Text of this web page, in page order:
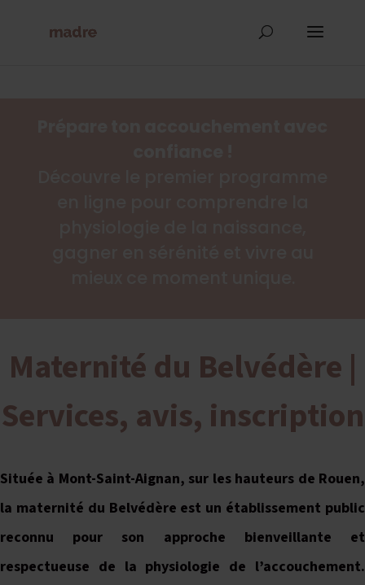
Maternité du Belvédère |
Services, avis, inscription
Située à Mont-Saint-Aignan, sur les hauteurs de Rouen,
la maternité du Belvédère est un établissement public
reconnu pour son approche bienveillante et
respectueuse de la physiologie de l’accouchement.